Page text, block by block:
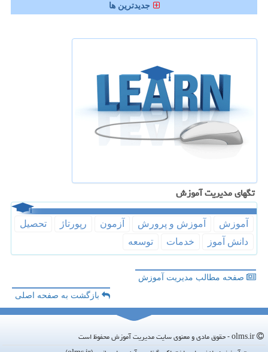
جدیدترین ها
تگهای مدیریت آموزش
آموزش آموزش و پرورش آزمون رپورتاژ
تحصیل
دانش آموز
خدمات توسعه
صفحه مطالب مدیریت آموزش
بازگشت به صفحه اصلی